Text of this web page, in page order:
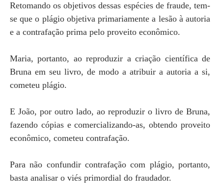
Retomando os objetivos dessas espécies de fraude, tem-
se que o plágio objetiva primariamente a lesão à autoria
e a contrafação prima pelo proveito econômico.
Maria, portanto, ao reproduzir a criação científica de
Bruna em seu livro, de modo a atribuir a autoria a si,
cometeu plágio.
E João, por outro lado, ao reproduzir o livro de Bruna,
fazendo cópias e comercializando-as, obtendo proveito
econômico, cometeu contrafação.
Para não confundir contrafação com plágio, portanto,
basta analisar o viés primordial do fraudador.